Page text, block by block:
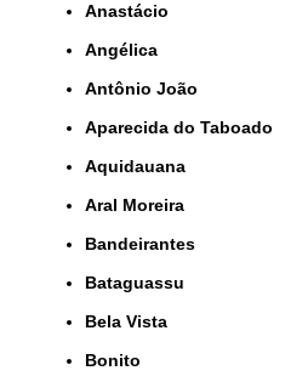
Anastácio
Angélica
Antônio João
Aparecida do Taboado
Aquidauana
Aral Moreira
Bandeirantes
Bataguassu
Bela Vista
Bonito